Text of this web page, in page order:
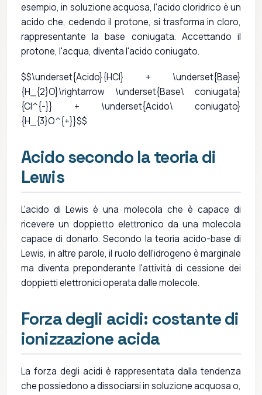
esempio, in soluzione acquosa, l'acido cloridrico è un
acido che, cedendo il protone, si trasforma in cloro,
rappresentante la base coniugata. Accettando il
protone, l'acqua, diventa l'acido coniugato.
$$\underset{Acido}{HCl} + \underset{Base}
{H_{2}O}\rightarrow \underset{Base\ coniugata}
{Cl^{-}} + \underset{Acido\ coniugato}
{H_{3}O^{+}}$$
Acido secondo la teoria di
Lewis
L'acido di Lewis è una molecola che è capace di
ricevere un doppietto elettronico da una molecola
capace di donarlo. Secondo la teoria acido-base di
Lewis, in altre parole, il ruolo dell'idrogeno è marginale
ma diventa preponderante l'attività di cessione dei
doppietti elettronici operata dalle molecole.
Forza degli acidi: costante di
ionizzazione acida
La forza degli acidi è rappresentata dalla tendenza
che possiedono a dissociarsi in soluzione acquosa o,